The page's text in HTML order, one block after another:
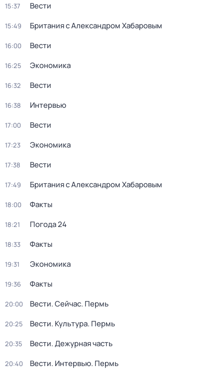
15:37 Вести
15:49 Британия с Александром Хабаровым
16:00 Вести
16:25 Экономика
16:32 Вести
16:38 Интервью
17:00 Вести
17:23 Экономика
17:38 Вести
17:49 Британия с Александром Хабаровым
18:00 Факты
18:21 Погода 24
18:33 Факты
19:31 Экономика
19:36 Факты
20:00 Вести. Сейчас. Пермь
20:25 Вести. Культура. Пермь
20:35 Вести. Дежурная часть
20:40 Вести. Интервью. Пермь